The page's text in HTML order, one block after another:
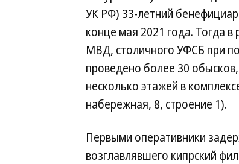
УК РФ) 33-летний
конце мая 2021 года. Тогда
МВД, столичного УФСБ при
проведено более 30
несколько этажей в
набережная, 8, строение 1).
Первыми оперативники
возглавлявшего кипрский